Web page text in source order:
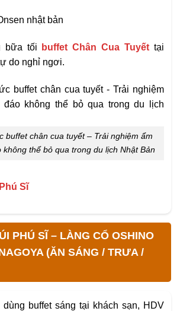
bữa tối buffet Chân Cua Tuyết tại
do nghỉ ngơi.
buffet chân cua tuyết – Trải nghiệm ẩm
không thể bỏ qua trong du lịch Nhật Bản
Phú Sĩ
PHÚ SĨ – LÀNG CỔ OSHINO
(ĂN SÁNG / TRƯA /
buffet sáng tại khách sạn, HDV